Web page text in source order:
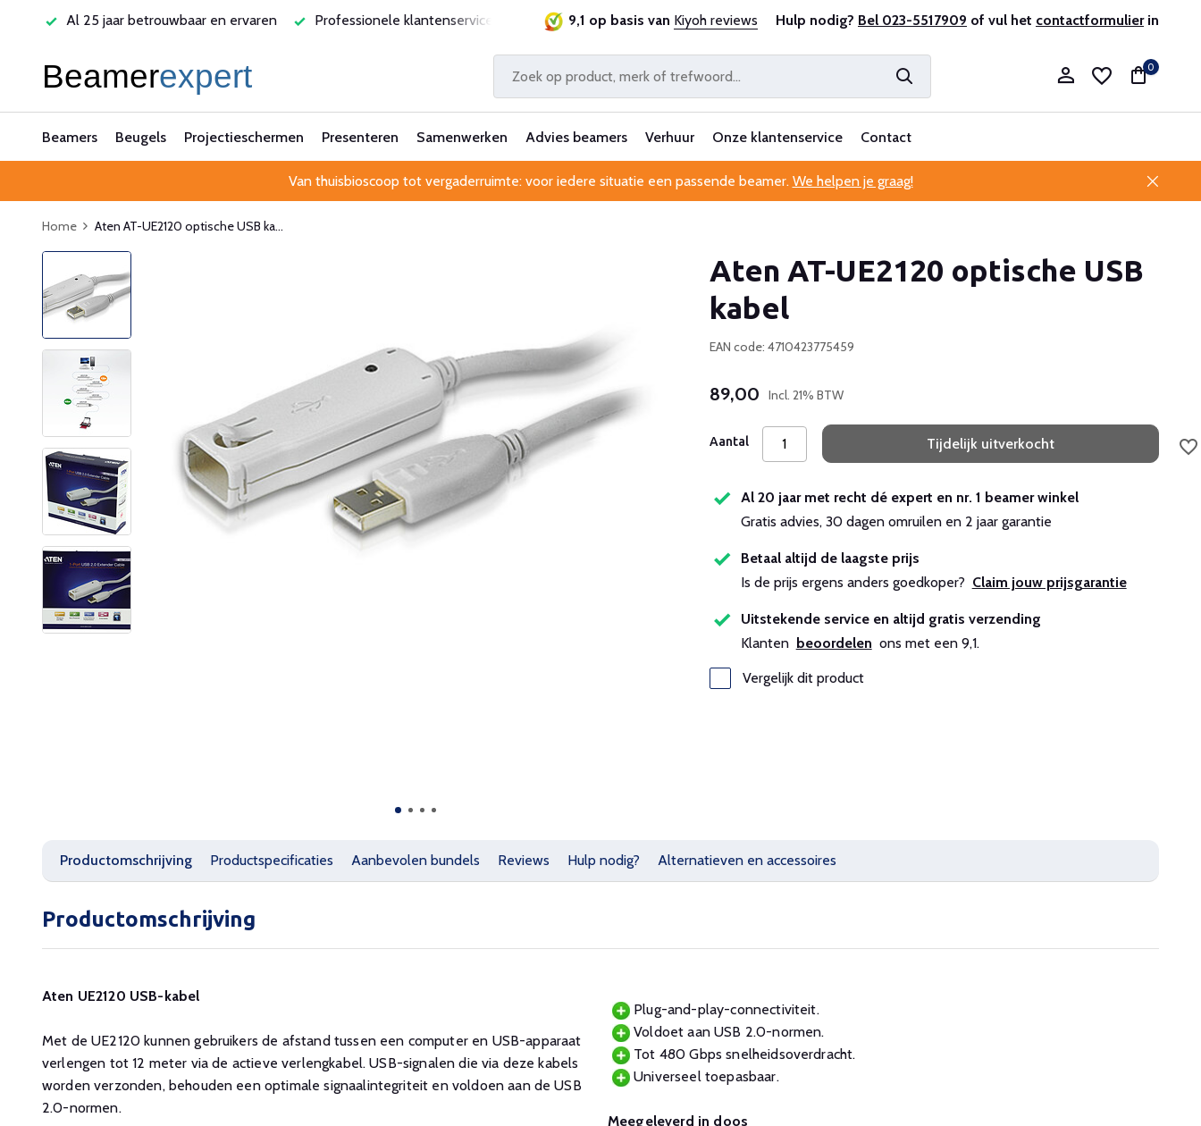
Al 25 jaar betrouwbaar en ervaren Professionele klantenservice Originele kwaliteitsproducten Laagste prijsgarantie Al 25 jaar betrouwbaar en ervaren
9,1 op basis van Kiyoh reviews Hulp nodig? Bel 023-5517909 of vul het contactformulierin
Account aanmaken
0
Beamers Beugels Projectieschermen Presenteren Samenwerken Advies beamers Verhuur Onze klantenservice Contact
Van thuisbioscoop tot vergaderruimte: voor iedere situatie een passende beamer. We helpen je graag!
Home Aten AT-UE2120 optische USB ka...
Aten AT-UE2120 optische USB
kabel
EAN code: 4710423775459
89,00 Incl. 21% BTW
Aantal Tijdelijk uitverkocht
Al 20 jaar met recht dé expert en nr. 1 beamer winkel
Gratis advies, 30 dagen omruilen en 2 jaar garantie
Betaal altijd de laagste prijs
Is de prijs ergens anders goedkoper? Claim jouw prijsgarantie
Uitstekende service en altijd gratis verzending
Klanten beoordelen ons met een 9,1.
Vergelijk dit product
Productomschrijving Productspecificaties Aanbevolen bundels Reviews Hulp nodig? Alternatieven en accessoires
Productomschrijving
Aten UE2120 USB-kabel
Met de UE2120 kunnen gebruikers de afstand tussen een computer en USB-apparaat
verlengen tot 12 meter via de actieve verlengkabel. USB-signalen die via deze kabels
worden verzonden, behouden een optimale signaalintegriteit en voldoen aan de USB
2.0-normen.
Plug-and-play-connectiviteit.
Voldoet aan USB 2.0-normen.
Tot 480 Gbps snelheidsoverdracht.
Universeel toepasbaar.
Meegeleverd in doos